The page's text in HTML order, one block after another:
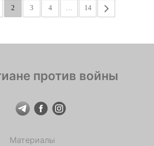
2 3 4 14 »
против войны
Материалы